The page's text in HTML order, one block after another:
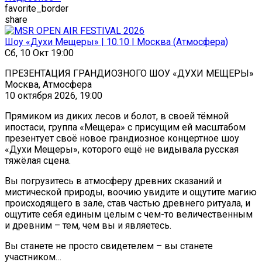
favorite_border
share
Шоу «Духи Мещеры» | 10.10 | Москва (Атмосфера)
Сб, 10 Окт 19:00
ПРЕЗЕНТАЦИЯ ГРАНДИОЗНОГО ШОУ «ДУХИ МЕЩЕРЫ»
Москва, Атмосфера
10 октября 2026, 19:00
Прямиком из диких лесов и болот, в своей тёмной
ипостаси, группа «Мещера» с присущим ей масштабом
презентует своё новое грандиозное концертное шоу
«Духи Мещеры», которого ещё не видывала русская
тяжёлая сцена.
Вы погрузитесь в атмосферу древних сказаний и
мистической природы, воочию увидите и ощутите магию
происходящего в зале, став частью древнего ритуала, и
ощутите себя единым целым с чем-то величественным
и древним – тем, чем вы и являетесь.
Вы станете не просто свидетелем – вы станете
участником…